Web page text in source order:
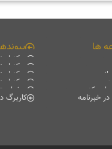
پیوندها
مرکز اسناد
مرکز
مرکز
مرکز اسناد
درخواست
کاربرگ